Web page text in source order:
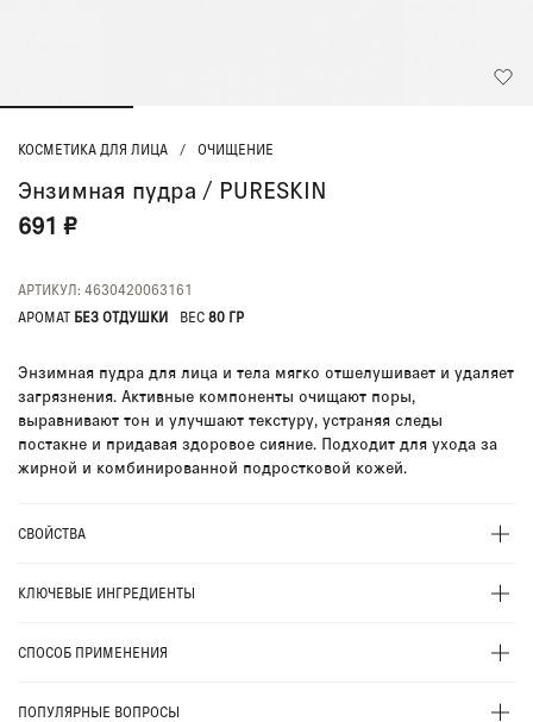
КОСМЕТИКА ДЛЯ ЛИЦА / ОЧИЩЕНИЕ
Энзимная пудра / PURESKIN
691 ₽
АРТИКУЛ: 4630420063161
АРОМАТ БЕЗ ОТДУШКИ ВЕС 80 ГР
Энзимная пудра для лица и тела мягко отшелушивает и удаляет
загрязнения. Активные компоненты очищают поры,
выравнивают тон и улучшают текстуру, устраняя следы
постакне и придавая здоровое сияние. Подходит для ухода за
жирной и комбинированной подростковой кожей.
СВОЙСТВА
КЛЮЧЕВЫЕ ИНГРЕДИЕНТЫ
СПОСОБ ПРИМЕНЕНИЯ
ПОПУЛЯРНЫЕ ВОПРОСЫ